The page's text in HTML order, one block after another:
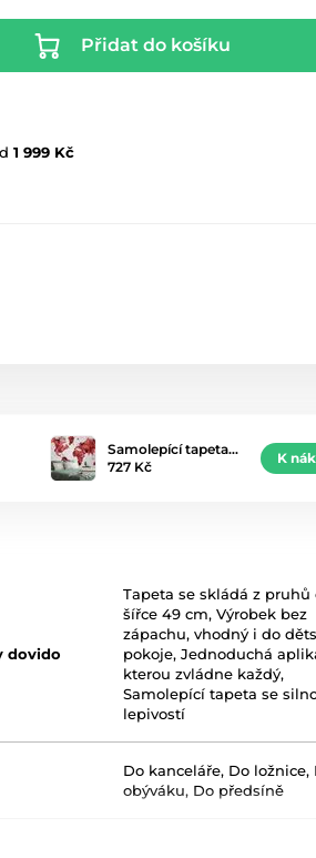
Přidat do košíku
1 999 Kč
Samolepící tapeta…
727 Kč
K
dovido
Tapeta se skládá z pruhů
šířce 49 cm,Výrobek bez
zápachu, vhodný i do
pokoje,Jednoduchá
kterou zvládne každý,
Samolepící tapeta se
lepivostí
Do kanceláře, Do ložnice,
obýváku, Do předsíně